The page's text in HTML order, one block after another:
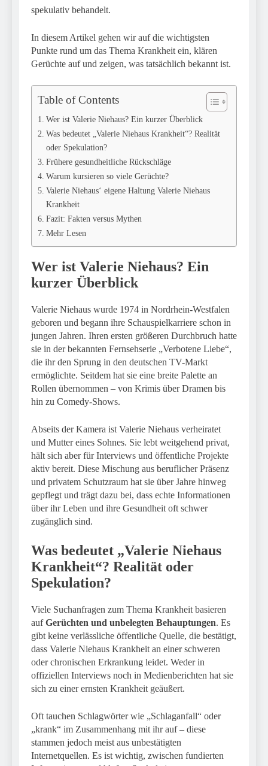
spekulativ behandelt.
In diesem Artikel gehen wir auf die wichtigsten
Punkte rund um das Thema Krankheit ein, klären
Gerüchte auf und zeigen, was tatsächlich bekannt ist.
Table of Contents
Wer ist Valerie Niehaus? Ein kurzer Überblick
Was bedeutet „Valerie Niehaus Krankheit“? Realität
oder Spekulation?
Frühere gesundheitliche Rückschläge
Warum kursieren so viele Gerüchte?
Valerie Niehaus‘ eigene Haltung Valerie Niehaus
Krankheit
Fazit: Fakten versus Mythen
Mehr Lesen
Wer ist Valerie Niehaus? Ein
kurzer Überblick
Valerie Niehaus wurde 1974 in Nordrhein-Westfalen
geboren und begann ihre Schauspielkarriere schon in
jungen Jahren. Ihren ersten größeren Durchbruch hatte
sie in der bekannten Fernsehserie „Verbotene Liebe“,
die ihr den Sprung in den deutschen TV-Markt
ermöglichte. Seitdem hat sie eine breite Palette an
Rollen übernommen – von Krimis über Dramen bis
hin zu Comedy-Shows.
Abseits der Kamera ist Valerie Niehaus verheiratet
und Mutter eines Sohnes. Sie lebt weitgehend privat,
hält sich aber für Interviews und öffentliche Projekte
aktiv bereit. Diese Mischung aus beruflicher Präsenz
und privatem Schutzraum hat sie über Jahre hinweg
gepflegt und trägt dazu bei, dass echte Informationen
über ihr Leben und ihre Gesundheit oft schwer
zugänglich sind.
Was bedeutet „Valerie Niehaus
Krankheit“? Realität oder
Spekulation?
Viele Suchanfragen zum Thema Krankheit basieren
aufGerüchten und unbelegten Behauptungen. Es
gibt keine verlässliche öffentliche Quelle, die bestätigt,
dass Valerie Niehaus Krankheit an einer schweren
oder chronischen Erkrankung leidet. Weder in
offiziellen Interviews noch in Medienberichten hat sie
sich zu einer ernsten Krankheit geäußert.
Oft tauchen Schlagwörter wie „Schlaganfall“ oder
„krank“ im Zusammenhang mit ihr auf – diese
stammen jedoch meist aus unbestätigten
Internetquellen. Es ist wichtig, zwischen fundierten